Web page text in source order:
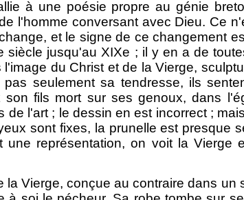
à une poésie propre au génie
l'homme conversant avec Dieu. Ce
et le signe de ce changement
jusqu'au XIXe ; il y en a de
du Christ et de la Vierge,
seulement sa tendresse, ils
fils mort sur ses genoux, dans
l'art ; le dessin en est incorrect ;
sont fixes, la prunelle est presque
représentation, on voit la Vierge
Vierge, conçue au contraire dans